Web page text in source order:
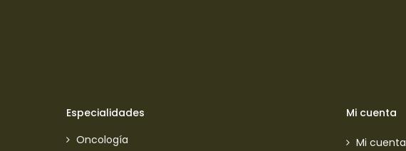
Especialidades
Oncología
Mi cuenta
Mi cuenta